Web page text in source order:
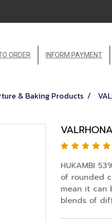
ORDER INFORM PAYMENT
& Baking Products
HUKAMBI
of rounded
mean it can
blends of